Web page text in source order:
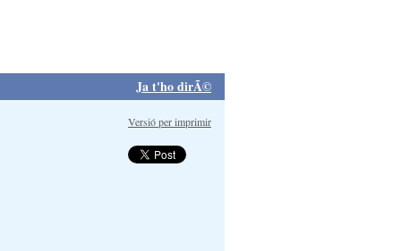
Ja t'ho dirÃ©
Versió per imprimir